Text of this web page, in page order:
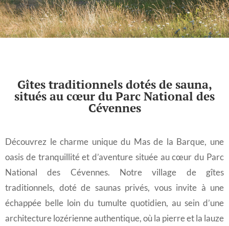
Gîtes traditionnels dotés de sauna,
situés au cœur du Parc National des
Cévennes
Découvrez le charme unique du Mas de la Barque, une
oasis de tranquillité et d’aventure située au cœur du Parc
National des Cévennes. Notre village de gîtes
traditionnels, doté de saunas privés, vous invite à une
échappée belle loin du tumulte quotidien, au sein d’une
architecture lozérienne authentique, où la pierre et la lauze